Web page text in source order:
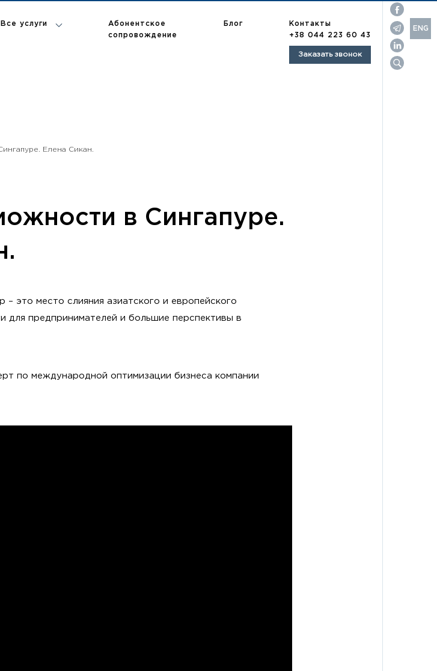
Все услуги
Абонентское
сопровождение
Блог
Контакты
+38 044 223 60 43
Заказать звонок
ENG
Елена Сикан.
в Сингапуре.
– это место слияния азиатского и европейского
для предпринимателей и большие перспективы в
по международной оптимизации бизнеса компании